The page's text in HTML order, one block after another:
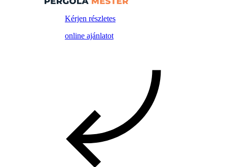
Kérjen részletes
online ajánlatot